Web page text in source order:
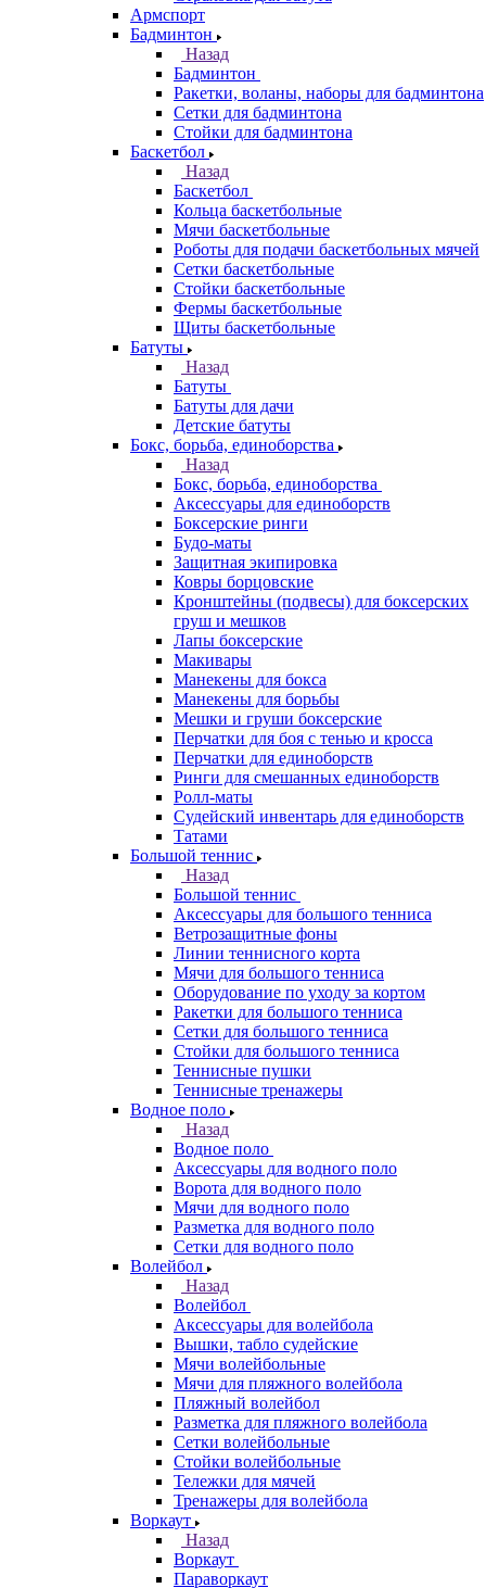
Армспорт
Бадминтон
Назад
Бадминтон
Ракетки, воланы, наборы для бадминтона
Сетки для бадминтона
Стойки для бадминтона
Баскетбол
Назад
Баскетбол
Кольца баскетбольные
Мячи баскетбольные
Роботы для подачи баскетбольных мячей
Сетки баскетбольные
Стойки баскетбольные
Фермы баскетбольные
Щиты баскетбольные
Батуты
Назад
Батуты
Батуты для дачи
Детские батуты
Бокс, борьба, единоборства
Назад
Бокс, борьба, единоборства
Аксессуары для единоборств
Боксерские ринги
Будо-маты
Защитная экипировка
Ковры борцовские
Кронштейны (подвесы) для боксерских
груш и мешков
Лапы боксерские
Макивары
Манекены для бокса
Манекены для борьбы
Мешки и груши боксерские
Перчатки для боя с тенью и кросса
Перчатки для единоборств
Ринги для смешанных единоборств
Ролл-маты
Судейский инвентарь для единоборств
Татами
Большой теннис
Назад
Большой теннис
Аксессуары для большого тенниса
Ветрозащитные фоны
Линии теннисного корта
Мячи для большого тенниса
Оборудование по уходу за кортом
Ракетки для большого тенниса
Сетки для большого тенниса
Стойки для большого тенниса
Теннисные пушки
Теннисные тренажеры
Водное поло
Назад
Водное поло
Аксессуары для водного поло
Ворота для водного поло
Мячи для водного поло
Разметка для водного поло
Сетки для водного поло
Волейбол
Назад
Волейбол
Аксессуары для волейбола
Вышки, табло судейские
Мячи волейбольные
Мячи для пляжного волейбола
Пляжный волейбол
Разметка для пляжного волейбола
Сетки волейбольные
Стойки волейбольные
Тележки для мячей
Тренажеры для волейбола
Воркаут
Назад
Воркаут
Параворкаут